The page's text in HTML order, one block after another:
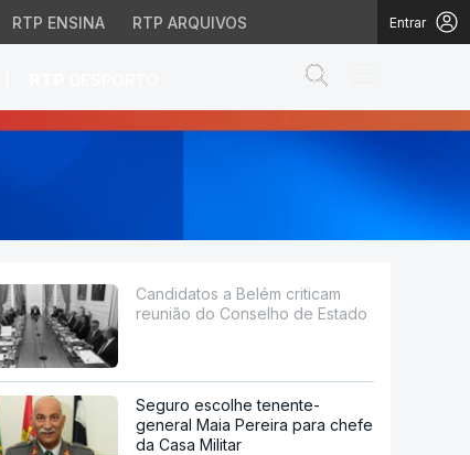
RTP ENSINA RTP ARQUIVOS Entrar
de Estado
Candidatos a Belém criticam
reunião do Conselho de Estado
Seguro escolhe tenente-
general Maia Pereira para chefe
da Casa Militar